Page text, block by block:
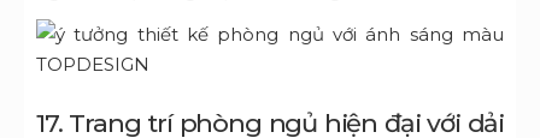
17. Trang trí phòng ngủ hiện đại với dải